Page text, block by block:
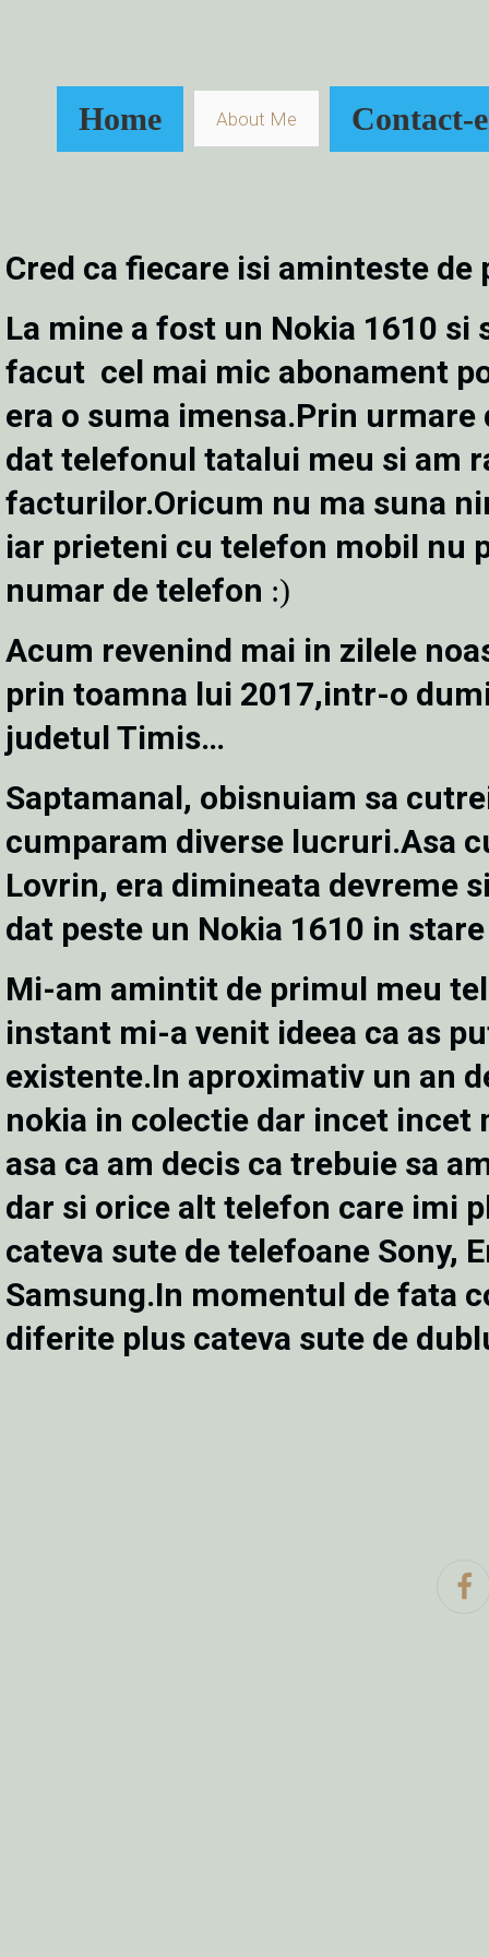
Cred ca fiecare isi aminteste
La mine a fost un Nokia 1610
facut cel mai mic abonament
era o suma imensa.Prin
dat telefonul tatalui meu si am
facturilor.Oricum nu ma suna
iar prieteni cu telefon mobil nu
numar de telefon :)
Acum revenind mai in zilele
prin toamna lui 2017,intr-o
judetul Timis…
Saptamanal, obisnuiam sa
cumparam diverse lucruri.Asa
Lovrin, era dimineata devreme
dat peste un Nokia 1610 in
Mi-am amintit de primul meu
instant mi-a venit ideea ca as
existente.In aproximativ un an
nokia in colectie dar incet incet
asa ca am decis ca trebuie sa
dar si orice alt telefon care imi
cateva sute de telefoane Sony,
Samsung.In momentul de fata
diferite plus cateva sute de
Home About Me Contact-